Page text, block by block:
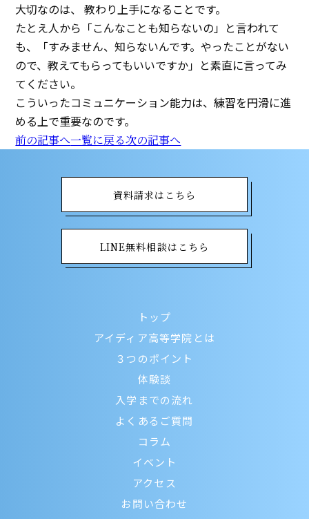
大切なのは、 教わり上手になることです。
たとえ人から「こんなことも知らないの」と言われて
も、「すみません、知らないんです。やったことがない
ので、教えてもらってもいいですか」と素直に言ってみ
てください。
こういったコミュニケーション能力は、練習を円滑に進
める上で重要なのです。
前の記事へ一覧に戻る次の記事へ
資料請求はこちら
LINE無料相談はこちら
トップ
アイディア高等学院とは
３つのポイント
体験談
入学までの流れ
よくあるご質問
コラム
イベント
アクセス
お問い合わせ